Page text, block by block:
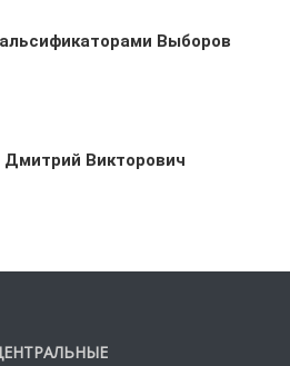
Выборов
Викторович